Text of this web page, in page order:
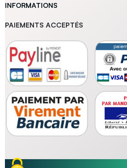
INFORMATIONS
PAIEMENTS ACCEPTÉS